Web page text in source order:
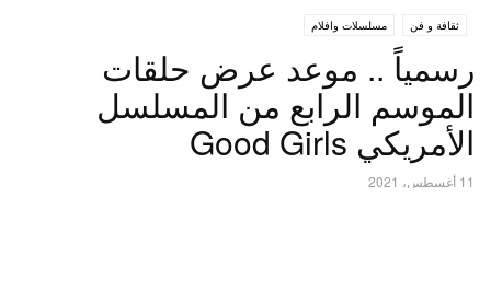
ثقافة و فن مسلسلات وافلام
رسمياً .. موعد عرض حلقات
الموسم الرابع من المسلسل
الأمريكي Good Girls
11 أغسطس، 2021